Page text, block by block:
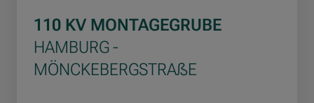
110 KV MONTAGEGRUBE
HAMBURG -
MÖNCKEBERGSTRAẞE